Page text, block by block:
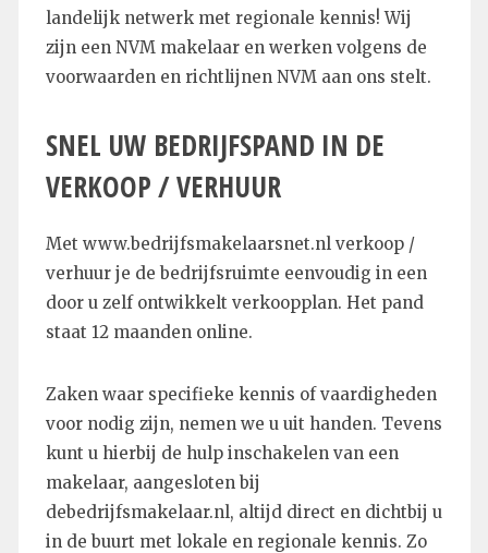
landelijk netwerk met regionale kennis! Wij
zijn een NVM makelaar en werken volgens de
voorwaarden en richtlijnen NVM aan ons stelt.
SNEL UW BEDRIJFSPAND IN DE
VERKOOP / VERHUUR
Met www.bedrijfsmakelaarsnet.nl verkoop /
verhuur je de bedrijfsruimte eenvoudig in een
door u zelf ontwikkelt verkoopplan. Het pand
staat 12 maanden online.
Zaken waar specifieke kennis of vaardigheden
voor nodig zijn, nemen we u uit handen. Tevens
kunt u hierbij de hulp inschakelen van een
makelaar, aangesloten bij
debedrijfsmakelaar.nl, altijd direct en dichtbij u
in de buurt met lokale en regionale kennis. Zo